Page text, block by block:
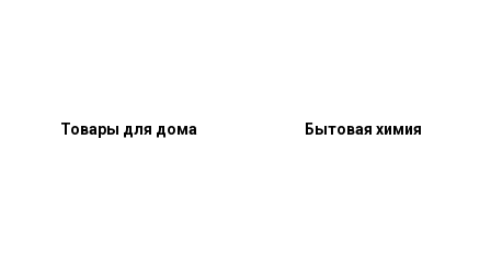
Товары для дома Бытовая химия